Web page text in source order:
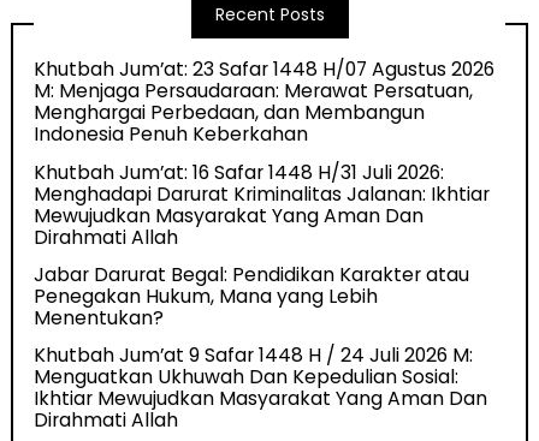
Recent Posts
Khutbah Jum’at: 23 Safar 1448 H/07 Agustus 2026
M: Menjaga Persaudaraan: Merawat Persatuan,
Menghargai Perbedaan, dan Membangun
Indonesia Penuh Keberkahan
Khutbah Jum’at: 16 Safar 1448 H/31 Juli 2026:
Menghadapi Darurat Kriminalitas Jalanan: Ikhtiar
Mewujudkan Masyarakat Yang Aman Dan
Dirahmati Allah
Jabar Darurat Begal: Pendidikan Karakter atau
Penegakan Hukum, Mana yang Lebih
Menentukan?
Khutbah Jum’at 9 Safar 1448 H / 24 Juli 2026 M:
Menguatkan Ukhuwah Dan Kepedulian Sosial:
Ikhtiar Mewujudkan Masyarakat Yang Aman Dan
Dirahmati Allah